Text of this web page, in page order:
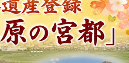
県広報誌「県
2026年8月号